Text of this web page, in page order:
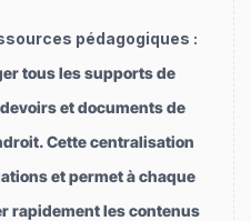
pédagogiques :
tous les supports de
et documents de
Cette centralisation
et permet à chaque
rapidement les contenus